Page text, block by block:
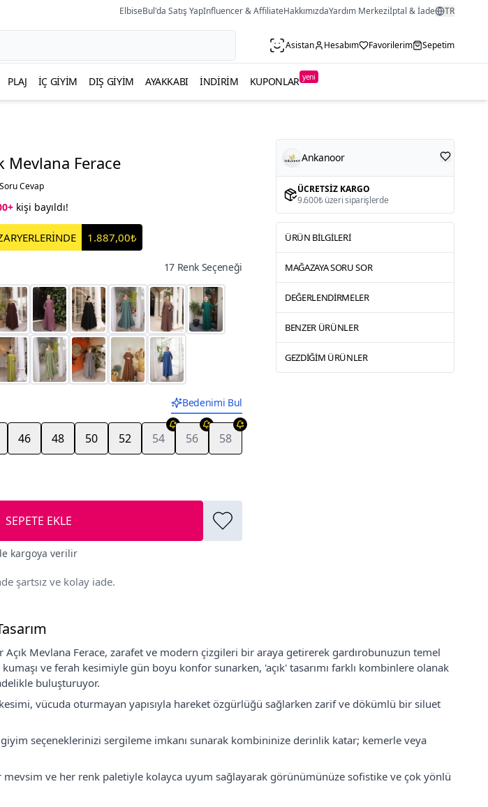
ElbiseBul'da Satış YapInfluencer & AffiliateHakkımızdaYardım Merkeziİptal & İade TR
Asistan Hesabım Favorilerim Sepetim
PLAJ İÇ GIYIM DIŞ GIYIM AYAKKABI İNDIRIM KUPONLAR yeni
Mevlana Ferace
Soru Cevap
kişi bayıldı!
1.887,00₺
17 Renk Seçeneği
Bedenimi Bul
46 48 50 52 54 56 58
SEPETE EKLE
kargoya verilir
şartsız ve kolay iade.
Ankanoor
ÜCRETSIZ KARGO
9.600₺ üzeri siparişlerde
ÜRÜN BILGILERI
MAĞAZAYA SORU SOR
DEĞERLENDIRMELER
BENZER ÜRÜNLER
GEZDIĞIM ÜRÜNLER
Açık Mevlana Ferace, zarafet ve modern çizgileri bir araya getirerek gardırobunuzun temel
kumaşı ve ferah kesimiyle gün boyu konfor sunarken, 'açık' tasarımı farklı kombinlere olanak
buluşturuyor.
kesimi, vücuda oturmayan yapısıyla hareket özgürlüğü sağlarken zarif ve dökümlü bir siluet
giyim seçeneklerinizi sergileme imkanı sunarak kombininize derinlik katar; kemerle veya
mevsim ve her renk paletiyle kolayca uyum sağlayarak görünümünüze sofistike ve çok yönlü